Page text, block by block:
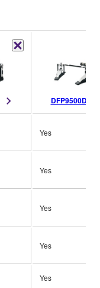
DFP9500D
Yes
Yes
Yes
Yes
Yes